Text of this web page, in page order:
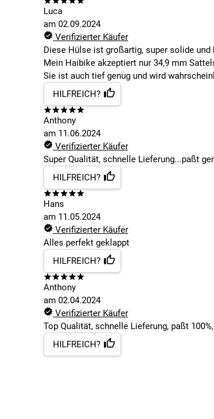
Luca
am 02.09.2024
Verifizierter Käufer
Diese Hülse ist großartig, super solide und
Mein Haibike akzeptiert nur 34,9 mm
Sie ist auch tief genug und wird
HILFREICH?
Anthony
am 11.06.2024
Verifizierter Käufer
Super Qualität, schnelle Lieferung...paßt
HILFREICH?
Hans
am 11.05.2024
Verifizierter Käufer
Alles perfekt geklappt
HILFREICH?
Anthony
am 02.04.2024
Verifizierter Käufer
Top Qualität, schnelle Lieferung, paßt
HILFREICH?